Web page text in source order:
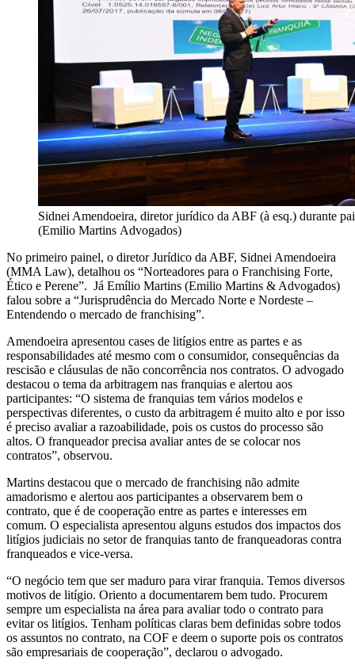
Sidnei Amendoeira, diretor jurídico da ABF (à esq.) durante
(Emilio Martins Advogados)
No primeiro painel, o diretor Jurídico da ABF, Sidnei Amendoeira
(MMA Law), detalhou os “Norteadores para o Franchising Forte,
Ético e Perene”. Já Emílio Martins (Emilio Martins & Advogados)
falou sobre a “Jurisprudência do Mercado Norte e Nordeste –
Entendendo o mercado de franchising”.
Amendoeira apresentou cases de litígios entre as partes e as
responsabilidades até mesmo com o consumidor, consequências da
rescisão e cláusulas de não concorrência nos contratos. O advogado
destacou o tema da arbitragem nas franquias e alertou aos
participantes: “O sistema de franquias tem vários modelos e
perspectivas diferentes, o custo da arbitragem é muito alto e por isso
é preciso avaliar a razoabilidade, pois os custos do processo são
altos. O franqueador precisa avaliar antes de se colocar nos
contratos”, observou.
Martins destacou que o mercado de franchising não admite
amadorismo e alertou aos participantes a observarem bem o
contrato, que é de cooperação entre as partes e interesses em
comum. O especialista apresentou alguns estudos dos impactos dos
litígios judiciais no setor de franquias tanto de franqueadoras contra
franqueados e vice-versa.
“O negócio tem que ser maduro para virar franquia. Temos diversos
motivos de litígio. Oriento a documentarem bem tudo. Procurem
sempre um especialista na área para avaliar todo o contrato para
evitar os litígios. Tenham políticas claras bem definidas sobre todos
os assuntos no contrato, na COF e deem o suporte pois os contratos
são empresariais de cooperação”, declarou o advogado.